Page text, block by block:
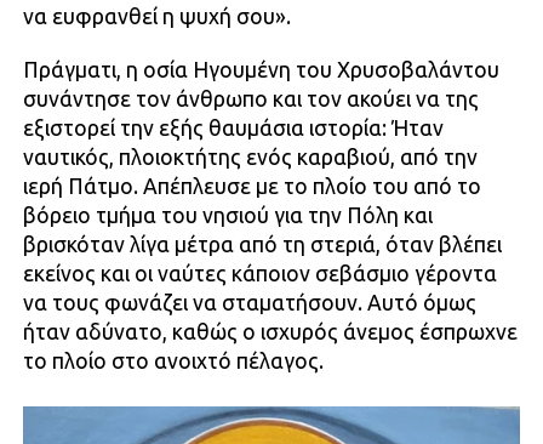
να ευφρανθεί η ψυχή σου».
Πράγματι, η οσία Ηγουμένη του Χρυσοβαλάντου
συνάντησε τον άνθρωπο και τον ακούει να της
εξιστορεί την εξής θαυμάσια ιστορία: Ήταν
ναυτικός, πλοιοκτήτης ενός καραβιού, από την
ιερή Πάτμο. Απέπλευσε με το πλοίο του από το
βόρειο τμήμα του νησιού για την Πόλη και
βρισκόταν λίγα μέτρα από τη στεριά, όταν βλέπει
εκείνος και οι ναύτες κάποιον σεβάσμιο γέροντα
να τους φωνάζει να σταματήσουν. Αυτό όμως
ήταν αδύνατο, καθώς ο ισχυρός άνεμος έσπρωχνε
το πλοίο στο ανοιχτό πέλαγος.